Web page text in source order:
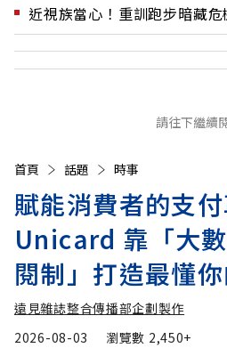
近視族當心！重訓跑步暗藏危
請往下繼續
首頁 話題 時事
賦能消費者的支
Unicard 靠「大
閱制」打造最懂
遠見雜誌整合傳播部企劃製作
2026-08-03
瀏覽數 2,450+